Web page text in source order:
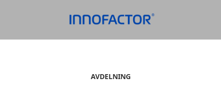
AVDELNING